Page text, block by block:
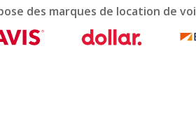
des marques de location de